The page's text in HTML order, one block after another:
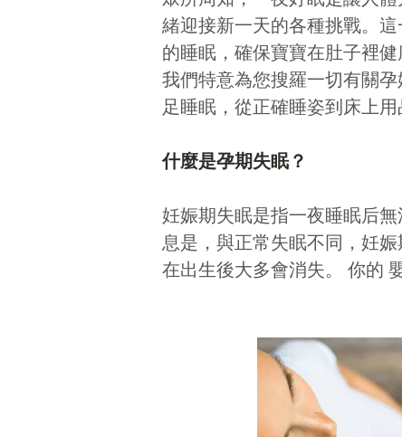
緒迎接新一天的各種挑戰。
的睡眠，確保寶寶在肚子裡
我們特意為您搜羅一切有關
足睡眠，從正確睡姿到床上
什麼是孕期失眠？
妊娠期失眠是指一夜睡眠后
息是，與正常失眠不同，妊
在出生後大多會消失。 你